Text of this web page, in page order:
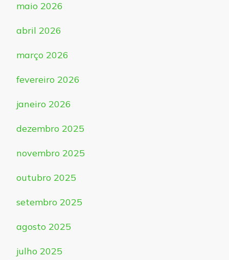
maio 2026
abril 2026
março 2026
fevereiro 2026
janeiro 2026
dezembro 2025
novembro 2025
outubro 2025
setembro 2025
agosto 2025
julho 2025